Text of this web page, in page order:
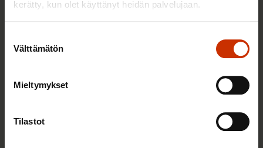
kerätty, kun olet käyttänyt heidän palvelujaan.
valinta
Välttämätön
Mieltymykset
Tilastot